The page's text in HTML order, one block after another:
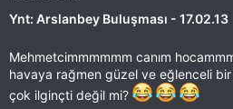
Ynt: Arslanbey Buluşması - 17.02.13
Mehmetcimmmmmm canım
havaya rağmen güzel ve eğlenceli
çok ilginçti değil mi?